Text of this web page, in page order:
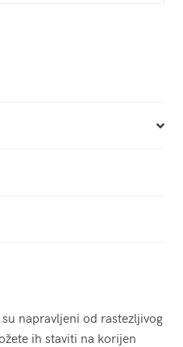
napravljeni od rastezljivog
ih staviti na korijen